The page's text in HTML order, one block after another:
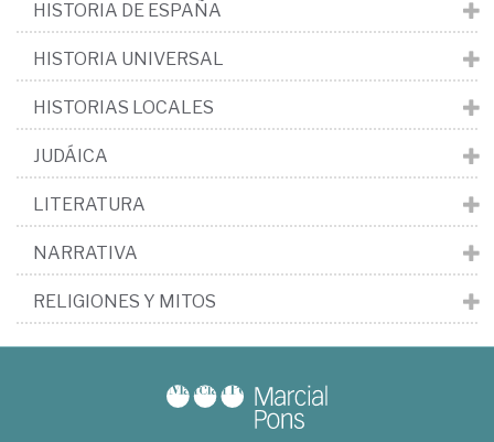
HISTORIA DE ESPAÑA
HISTORIA UNIVERSAL
HISTORIAS LOCALES
JUDÁICA
LITERATURA
NARRATIVA
RELIGIONES Y MITOS